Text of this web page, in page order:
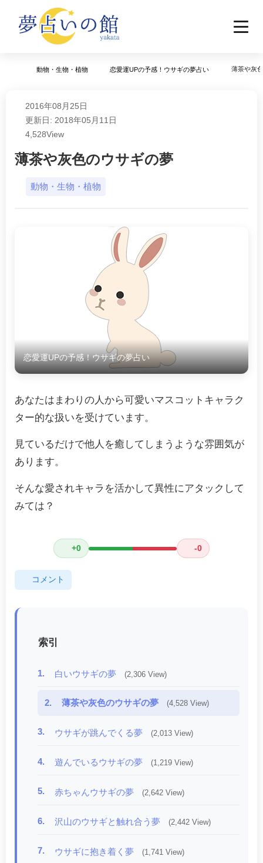
動物・生物・植物 恋愛運UPの予感！ウサギの夢占い 薄茶や灰
2016年08月25日
更新日: 2018年05月11日
4,528View
薄茶や灰色のウサギの夢
動物・生物・植物
恋愛運UPの予感！ウサギの夢占い
あなたはまわりの人から可愛いマスコットキャラク
ター的な扱いを受けています。
見ているだけで他人を癒してしまうような雰囲気が
あります。
そんな愛されキャラを活かして異性にアタックして
みては？
+0 -0
コメント
索引
1. 白いウサギの夢 (2,306 View)
2. 薄茶や灰色のウサギの夢 (4,528 View)
3. ウサギが跳んでくる夢 (2,013 View)
4. 遊んでいるウサギの夢 (1,219 View)
5. 赤ちゃんウサギの夢 (2,642 View)
6. 沢山のウサギと触れ合う夢 (2,442 View)
7. ウサギに抱き着く夢 (1,741 View)